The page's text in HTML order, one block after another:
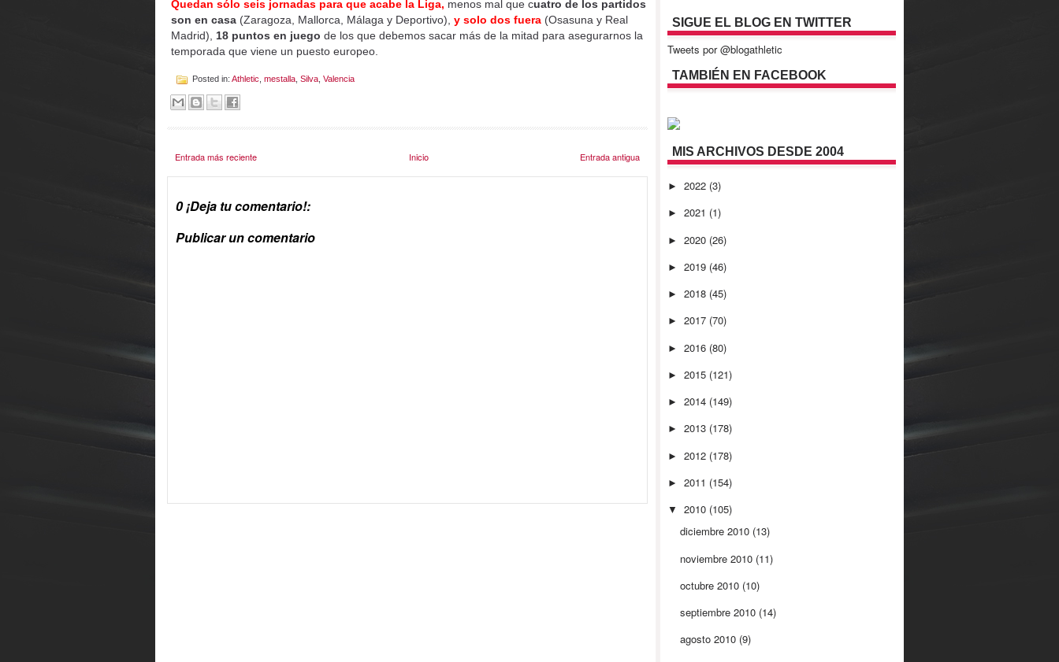
Quedan sólo seis jornadas para que acabe la Liga, menos mal que cuatro de los partidos
son en casa (Zaragoza, Mallorca, Málaga y Deportivo), y solo dos fuera (Osasuna y Real
Madrid), 18 puntos en juego de los que debemos sacar más de la mitad para asegurarnos la
temporada que viene un puesto europeo.
Posted in: Athletic mestalla Silva Valencia
Entrada más reciente Entrada antigua
Inicio
0 ¡Deja tu comentario!:
Publicar un comentario
SIGUE EL BLOG EN TWITTER
Tweets por @blogathletic
TAMBIÉN EN FACEBOOK
MIS ARCHIVOS DESDE 2004
► 2022 (3)
► 2021 (1)
► 2020 (26)
► 2019 (46)
► 2018 (45)
► 2017 (70)
► 2016 (80)
► 2015 (121)
► 2014 (149)
► 2013 (178)
► 2012 (178)
► 2011 (154)
▼ 2010 (105)
diciembre 2010 (13)
noviembre 2010 (11)
octubre 2010 (10)
septiembre 2010 (14)
agosto 2010 (9)